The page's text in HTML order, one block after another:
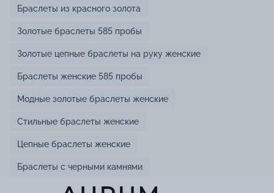
Браслеты из красного золота
Золотые браслеты 585 пробы
Золотые цепные браслеты на руку женские
Браслеты женские 585 пробы
Модные золотые браслеты женские
Стильные браслеты женские
Цепные браслеты женские
Браслеты с черными камнями